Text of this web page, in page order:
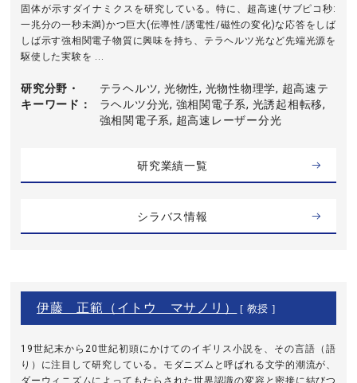
固体が示すダイナミクスを研究している。特に、超高速(サブピコ秒:
一兆分の一秒未満)かつ巨大(伝導性/誘電性/磁性の変化)な応答をしば
しば示す強相関電子物質に興味を持ち、テラヘルツ光など先端光源を
駆使した実験を ...
研究分野・
キーワード
テラヘルツ, 光物性, 光物性物理学, 超高速テ
ラヘルツ分光, 強相関電子系, 光誘起相転移,
強相関電子系, 超高速レーザー分光
研究業績一覧
シラバス情報
伊藤 正範（イトウ マサノリ） [ 教授 ]
19世紀末から20世紀初頭にかけてのイギリス小説を、その言語（語
り）に注目して研究している。モダニズムと呼ばれる文学的潮流が、
ダーウィニズムによってもたらされた世界認識の変容と密接に結びつ